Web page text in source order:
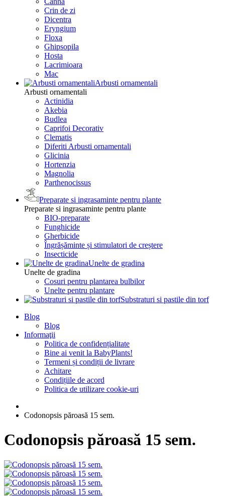
Crin de zi
Dicentra
Eryngium
Floxa
Ghipsopila
Hosta
Lacrimioara
Mac
Arbusti ornamentali
Arbusti ornamentali
Actinidia
Akebia
Budlea
Caprifoi Decorativ
Clematis
Diferiti Arbusti ornamentali
Glicinia
Hortenzia
Magnolia
Parthenocissus
Preparate si ingrasaminte pentru plante
Preparate si ingrasaminte pentru plante
BIO-preparate
Funghicide
Gherbicide
Îngrășăminte și stimulatori de creștere
Insecticide
Unelte de gradina
Unelte de gradina
Cosuri pentru plantarea bulbilor
Unelte pentru plantare
Substraturi si pastile din torf
Blog
Blog
Informaţii
Politica de confidențialitate
Bine ai venit la BabyPlants!
Termeni și condiții de livrare
Achitare
Condițiile de acord
Politica de utilizare cookie-uri
Codonopsis păroasă 15 sem.
Codonopsis păroasă 15 sem.